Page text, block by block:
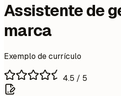
Assistente de
marca
Exemplo de currículo
4.5 / 5